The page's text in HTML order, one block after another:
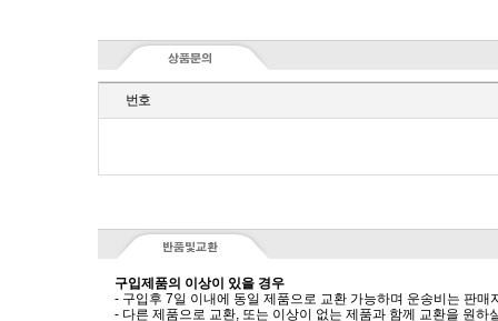
번호
구입제품의 이상이 있을 경우
- 구입후 7일 이내에 동일 제품으로 교환 가능하며 운송비는 판매
- 다른 제품으로 교환, 또는 이상이 없는 제품과 함께 교환을 원하